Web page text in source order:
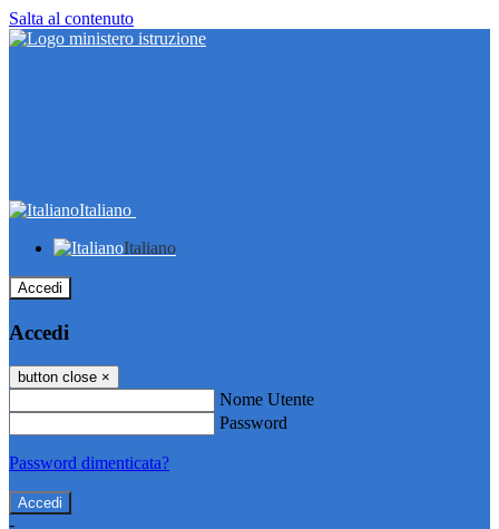
Salta al contenuto
Italiano
Italiano
Accedi
Accedi
button close ×
Nome Utente
Password
Password dimenticata?
-